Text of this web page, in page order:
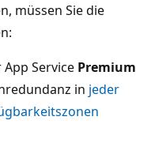
müssen Sie die
App Service Premium
in jeder